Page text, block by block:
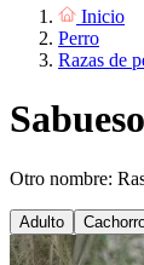
Inicio
Perro
Razas de
Otro nombre:
Adulto